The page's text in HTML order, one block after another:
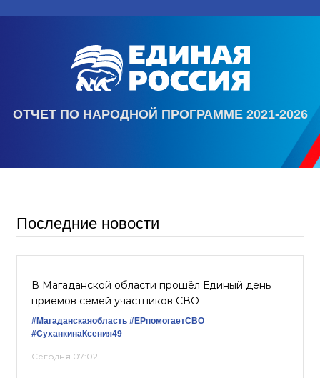
ОТЧЕТ ПО НАРОДНОЙ ПРОГРАММЕ 2021-2026
Последние новости
В Магаданской области прошёл Единый день
приёмов семей участников СВО
#Магаданскаяобласть #ЕРпомогаетСВО
#СуханкинаКсения49
Сегодня 07:02